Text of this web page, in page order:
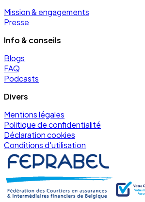
Mission & engagements
Presse
Info & conseils
Blogs
FAQ
Podcasts
Divers
Mentions légales
Politique de confidentialité
Déclaration cookies
Conditions d'utilisation